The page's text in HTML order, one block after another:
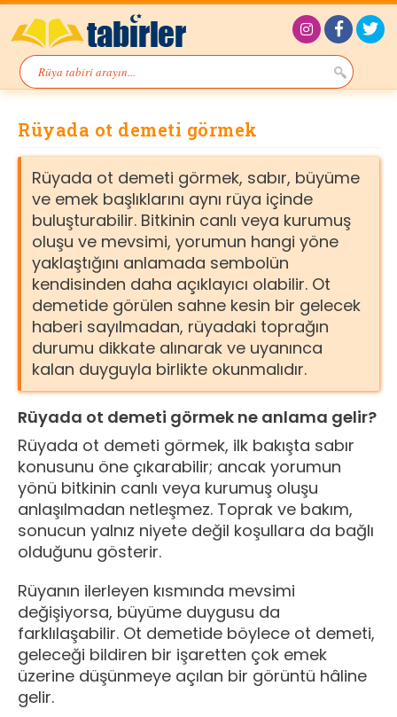
Rüyada ot demeti görmek
Rüyada ot demeti görmek, sabır, büyüme
ve emek başlıklarını aynı rüya içinde
buluşturabilir. Bitkinin canlı veya kurumuş
oluşu ve mevsimi, yorumun hangi yöne
yaklaştığını anlamada sembolün
kendisinden daha açıklayıcı olabilir. Ot
demetide görülen sahne kesin bir gelecek
haberi sayılmadan, rüyadaki toprağın
durumu dikkate alınarak ve uyanınca
kalan duyguyla birlikte okunmalıdır.
Rüyada ot demeti görmek ne anlama gelir?
Rüyada ot demeti görmek, ilk bakışta sabır
konusunu öne çıkarabilir; ancak yorumun
yönü bitkinin canlı veya kurumuş oluşu
anlaşılmadan netleşmez. Toprak ve bakım,
sonucun yalnız niyete değil koşullara da bağlı
olduğunu gösterir.
Rüyanın ilerleyen kısmında mevsimi
değişiyorsa, büyüme duygusu da
farklılaşabilir. Ot demetide böylece ot demeti,
geleceği bildiren bir işaretten çok emek
üzerine düşünmeye açılan bir görüntü hâline
gelir.